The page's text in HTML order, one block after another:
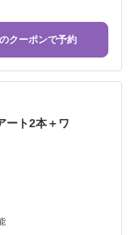
クーポンで予約
ート2本＋ワ